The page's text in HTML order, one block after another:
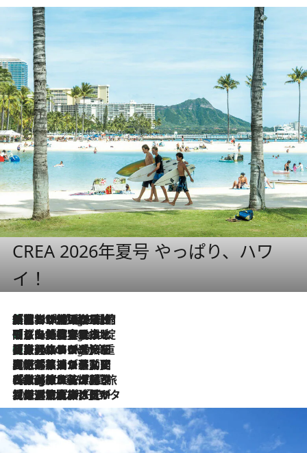
CREA 2026年夏号 やっぱり、ハワ
イ！
7 Hours Ago
「荷物が増えるほど旅ストレスは増す」美容ジャーナリストがたどり着いた最終結論。“化粧品を劇的に減らす”感動の凝縮美容とは
7 Hours Ago
「旅先には金髪ウィッグを持参」日本と同じメイクでは損してる!? 美容ジャーナリストが提案する“掟破りの旅美容”とは
7 Hours Ago
【厳選旅コスメ】「身軽さ＆UV対策重視！」ヘアアーティストshucoが選んだ夏旅ベストコスメを発表【Mサイズジップ】
2026.8.5
【厳選旅コスメ】国内をあちこち移動する河井菜摘が選んだ夏旅ベストコスメ発表！「リラックスアイテムはマスト」【Mサイズジップ】
2026.8.4
【厳選旅コスメ】「紫外線＆乾燥対策しながらメイク感も！」ヘア＆メイクGeorgeが選んだ夏旅ベストコスメを発表！【Mサイズジップ】
2026.8.3
【厳選旅コスメ】「保湿もタイパ重視！」“サウナ好き”タレント清水みさとが愛用する夏旅ベストコスメを発表！【Mサイズジップ】